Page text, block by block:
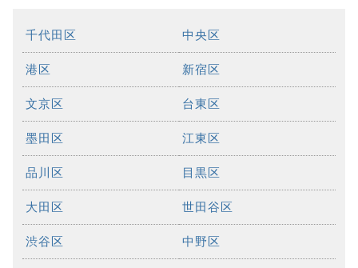
千代田区 中央区
港区 新宿区
文京区 台東区
墨田区 江東区
品川区 目黒区
大田区 世田谷区
渋谷区 中野区